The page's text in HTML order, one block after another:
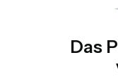
Das